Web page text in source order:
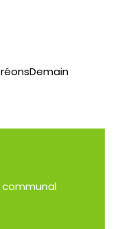
communal